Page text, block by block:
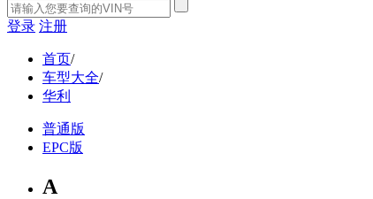
登录 注册
首页/
车型大全/
华利
普通版
EPC版
A